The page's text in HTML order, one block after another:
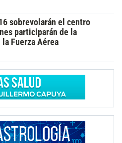
sobrevolarán el centro
participarán de la
Fuerza Aérea